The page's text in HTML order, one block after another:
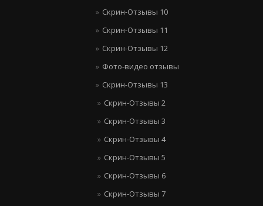
Скрин-Отзывы 10
Скрин-Отзывы 11
Скрин-Отзывы 12
Фото-видео отзывы
Скрин-Отзывы 13
Скрин-Отзывы 2
Скрин-Отзывы 3
Скрин-Отзывы 4
Скрин-Отзывы 5
Скрин-Отзывы 6
Скрин-Отзывы 7